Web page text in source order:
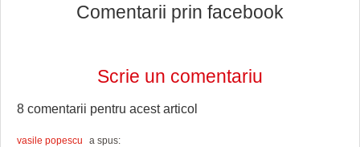
Comentarii prin facebook
Scrie un comentariu
8 comentarii pentru acest articol
vasile popescu a spus: